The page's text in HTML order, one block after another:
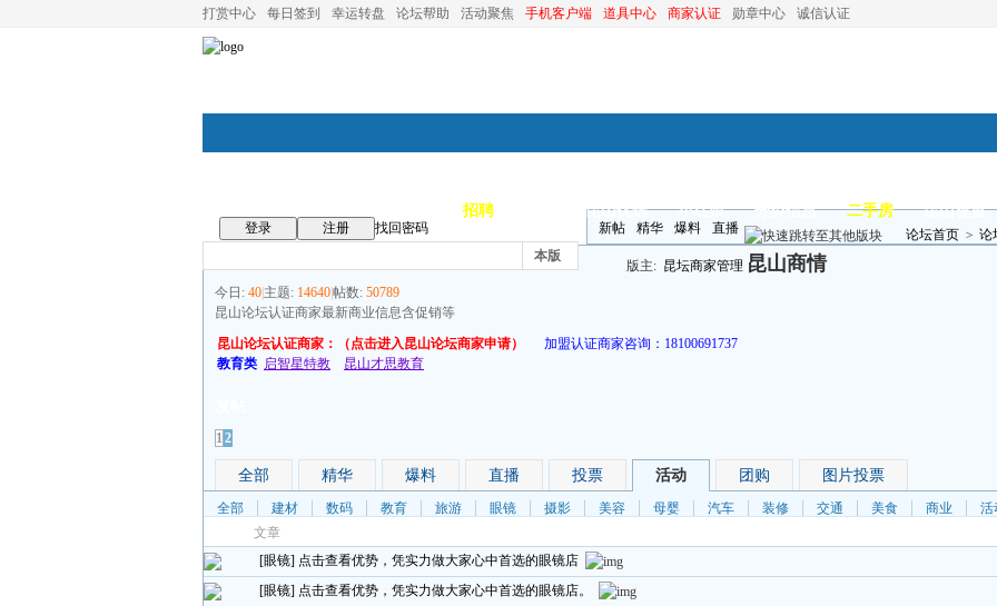
打赏中心 每日签到 幸运转盘 论坛帮助 活动聚焦 手机客户端 道具中心 商家认证 勋章中心 诚信认证
招聘 昆山优选 小红娘 分类信息 二手房 昆山视窗
登录 注册
找回密码
本版
新帖 精华 爆料 直播 论坛首页 > 论
版主: 昆坛商家管理 昆山商情
今日: 40 主题: 14640帖数: 50789
昆山论坛认证商家最新商业信息含促销等
昆山论坛认证商家：（点击进入昆山论坛商家申请）
加盟认证商家咨询： 18100691737
教育类 启智星特教 昆山才思教育
1 2
全部 精华 爆料 直播 投票 活动 团购 图片投票
全部 建材 数码 教育 旅游 眼镜 摄影 美容 母婴 汽车 装修 交通 美食 商业
活
文章
[眼镜] 点击查看优势，凭实力做大家心中首选的眼镜店
[眼镜] 点击查看优势，凭实力做大家心中首选的眼镜店。